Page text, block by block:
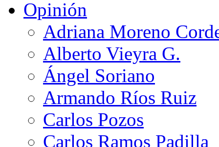
Opinión
Adriana Moreno
Alberto Vieyra G.
Ángel Soriano
Armando Ríos Ruiz
Carlos Pozos
Carlos Ramos Padilla